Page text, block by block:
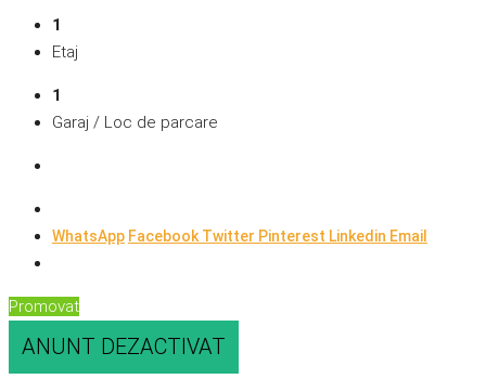
1
Etaj
1
Garaj / Loc de parcare
WhatsApp FacebookTwitter Pinterest Linkedin Email
Promovat
ANUNT DEZACTIVAT